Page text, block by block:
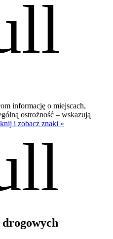
informację o miejscach,
ostrożność – wskazują
i zobacz znaki »